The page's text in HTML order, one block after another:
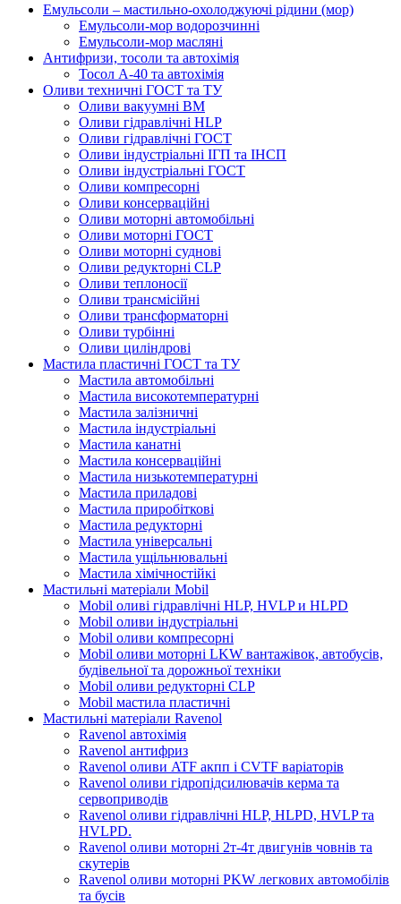
Емульсоли – мастильно-охолоджуючі рідини (мор)
Емульсоли-мор водорозчинні
Емульсоли-мор масляні
Антифризи, тосоли та автохімія
Тосол А-40 та автохімія
Оливи техничні ГОСТ та ТУ
Оливи вакуумні ВМ
Оливи гідравлічні HLP
Оливи гідравлічні ГОСТ
Оливи індустріальні ІГП та ІНСП
Оливи індустріальні ГОСТ
Оливи компресорні
Оливи консерваційні
Оливи моторні автомобільні
Оливи моторні ГОСТ
Оливи моторні суднові
Оливи редукторні CLP
Оливи теплоносії
Оливи трансмісійні
Оливи трансформаторні
Оливи турбінні
Оливи циліндрові
Мастила пластичні ГОСТ та ТУ
Мастила автомобільні
Мастила високотемпературні
Мастила залізничні
Мастила індустріальні
Мастила канатні
Мастила консерваційні
Мастила низькотемпературні
Мастила приладові
Мастила приробіткові
Мастила редукторні
Мастила універсальні
Мастила ущільнювальні
Мастила хімічностійкі
Мастильні матеріали Mobil
Mobil оливі гідравлічні HLP, HVLP и HLPD
Mobil оливи індустріальні
Mobil оливи компресорні
Mobil оливи моторні LKW вантажівок, автобусів,
будівельної та дорожньої техніки
Mobil оливи редукторні CLP
Mobil мастила пластичні
Мастильні матеріали Ravenol
Ravenol автохімія
Ravenol антифриз
Ravenol оливи ATF акпп і CVTF варіаторів
Ravenol оливи гідропідсилювачів керма та
сервоприводів
Ravenol оливи гідравлічні HLP, HLPD, HVLP та
HVLPD.
Ravenol оливи моторні 2т-4т двигунів човнів та
скутерів
Ravenol оливи моторні PKW легкових автомобілів
та бусів